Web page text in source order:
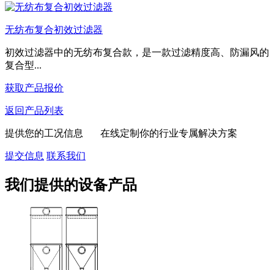
无纺布复合初效过滤器
初效过滤器中的无纺布复合款，是一款过滤精度高、防漏风的
复合型...
获取产品报价
返回产品列表
提供您的工况信息 在线定制你的行业专属解决方案
提交信息 联系我们
我们提供的设备产品